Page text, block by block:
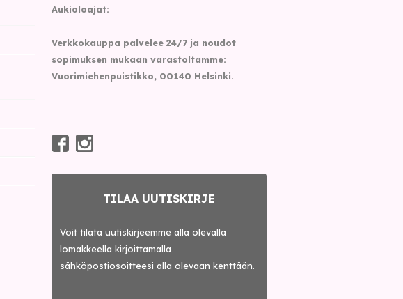
Aukioloajat:
Verkkokauppa palvelee 24/7 ja noudot
sopimuksen mukaan varastoltamme:
Vuorimiehenpuistikko, 00140 Helsinki.
TILAA UUTISKIRJE
Voit tilata uutiskirjeemme alla olevalla
lomakkeella kirjoittamalla
sähköpostiosoitteesi alla olevaan kenttään.